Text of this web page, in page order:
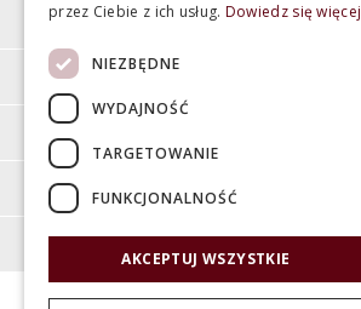
sobota 10:00 - 15:00
Moje konto
O firmie
przez Ciebie z ich usług. Dowiedz się więcej
NIEZBĘDNE
WYDAJNOŚĆ
TARGETOWANIE
FUNKCJONALNOŚĆ
AKCEPTUJ WSZYSTKIE